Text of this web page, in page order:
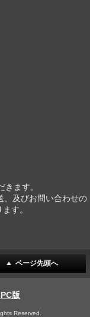
ます。
、及びお問い合わせの
す。
ページ先頭へ
PC版
Reserved.